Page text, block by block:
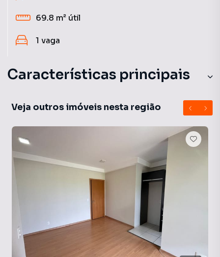
69.8 m² útil
1 vaga
Características principais
Playground
Sala de Academia
Veja outros imóveis nesta região